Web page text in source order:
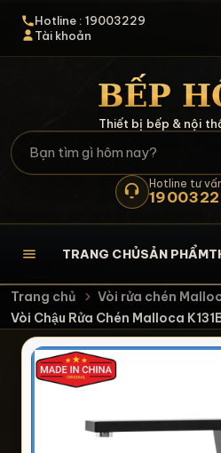
Hotline : 19003229
Tài khoản
Thiết bị bếp & nội
Hotline tư
TRANG CHỦSẢN PHẨM
Trang chủ
Vòi rửa chén
Vòi Chậu Rửa Chén Malloca